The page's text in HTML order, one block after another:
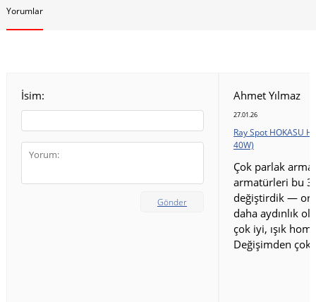
Yorumlar
İsim:
Gönder
Ahmet Yılmaz
27.01.26
Ray Spot HOKASU
40W)
Çok parlak
armatürleri bu
değiştirdik —
daha aydınlık
çok iyi, ışık
Değişimden çok